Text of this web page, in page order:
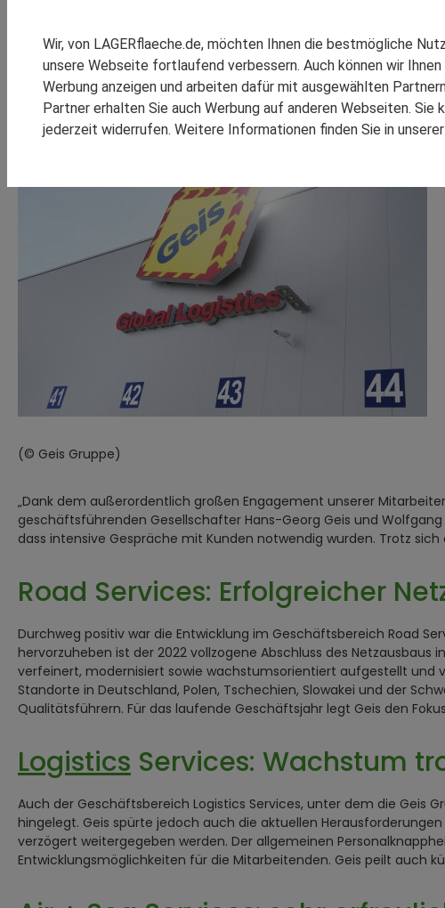
SCHOMBURG GMBH
SM LOGISTIC
KOOPERATIONEN REFERENZEN
Bad Neustadt / Nürnberg, 28. März 2023. Erfolgreiches
Logistikdienstleister erzielte 2022 einen Nettoumsatz von
die Geis Gruppe an 125 Standorten in sieben Ländern
(© Geis Gruppe)
„Dank dem außerordentlich großen Engagement unserer
geschäftsführenden Gesellschafter Hans-Georg Geis und
dass intensive Gespräche mit Kunden notwendig wurden. Trotz
Road Services: Erfolgreicher
Durchweg positiv war die Entwicklung im Geschäftsbereich Road
hervorzuheben ist der 2022 vollzogene Abschluss des
verfeinert, modernisiert sowie wachstumsorientiert aufgestellt und
Standorte in Deutschland, Polen, Tschechien, Slowakei und der
Qualitätsführern. Für das laufende Geschäftsjahr legt Geis den
Logistics Services: Wachstum
Auch der Geschäftsbereich Logistics Services, unter dem die Geis
hingelegt. Geis spürte jedoch auch die aktuellen
verzögert weitergegeben werden. Der allgemeinen
Entwicklungsmöglichkeiten für die Mitarbeitenden. Geis peilt auch
Wir, von LAGERflaeche.de, möchten Ihnen die bestmögliche
unsere Webseite fortlaufend verbessern. Auch können wir
Werbung anzeigen und arbeiten dafür mit ausgewählten
Partner erhalten Sie auch Werbung auf anderen Webseiten.
jederzeit widerrufen. Weitere Informationen finden Sie in